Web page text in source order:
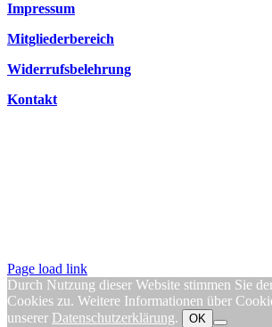
Impressum
Mitgliederbereich
Widerrufsbelehrung
Kontakt
Page load link
Durch Nutzung dieser Website stimmen Sie
Cookies zu. Weitere Informationen über
unserer Datenschutzerklärung. OK